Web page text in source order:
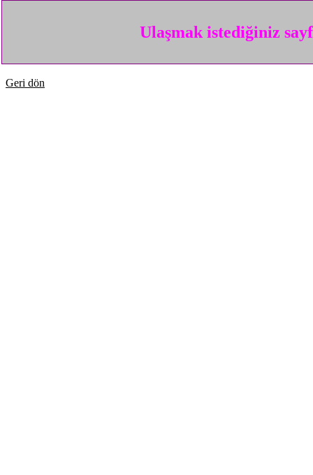
Ulaşmak istediğiniz
Geri dön